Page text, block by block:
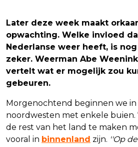
Later deze week maakt
opwachting. Welke invloed
Nederlanse weer heeft, is
zeker. Weerman Abe
vertelt wat er mogelijk zou
gebeuren.
Morgenochtend beginnen we
noordwesten met enkele buien.
de rest van het land te maken
vooral in binnenland zijn. ''Op